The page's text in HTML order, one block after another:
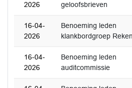
2026
geloofsbrieven
16-04-
2026
Benoeming leden
klankbordgroep
16-04-
2026
Benoeming leden
auditcommissie